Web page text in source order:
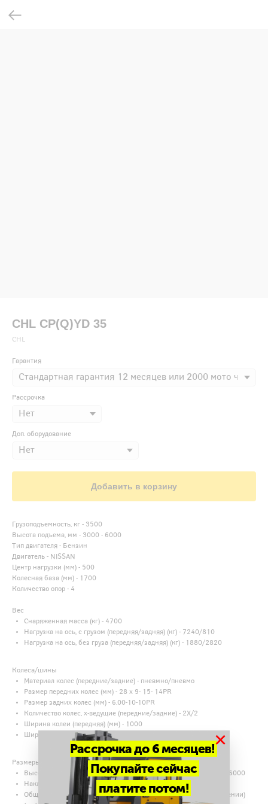
CHL CP(Q)YD 35
CHL
Гарантия
Рассрочка
Доп. оборудование
Добавить в корзину
Грузоподъемность, кг - 3500
Высота подъема, мм - 3000 - 6000
Тип двигателя - Бензин
Двигатель - NISSAN
Центр нагрузки (мм) - 500
Колесная база (мм) - 1700
Количество опор - 4
Вес
Снаряженная масса (кг) - 4700
Нагрузка на ось, с грузом (передняя/задняя) (кг) - 7240/810
Нагрузка на ось, без груза (передняя/задняя) (кг) - 1880/2820
Колеса/шины
Материал колес (передние/задние) - пневмно/пневмо
Размер передних колес (мм) - 28 x 9- 15- 14PR
Размер задних колес (мм) - 6.00-10-10PR
Количество колес, х-ведущие (передние/задние) - 2X/2
Ширина колеи (передняя) (мм) - 1000
Ширина колеи (задняя) (мм) - 970
Размеры
Высота подъема вил (мм) - 3000, 3300, 4000, 4500, 4800, 5500, 6000
Наклон мачты/каретки вил (вперед/назад) - 6° /12°
Общая высота мачты (вилы внизу, мачта в вертикальном положении)
Рассрочка до 6 месяцев!
Покупайте сейчас
платите потом!
×